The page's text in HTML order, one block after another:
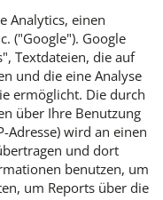
Analytics, einen
("Google"). Google
Textdateien, die auf
und die eine Analyse
ermöglicht. Die durch
über Ihre Benutzung
Adresse) wird an einen
und dort
benutzen, um
um Reports über die